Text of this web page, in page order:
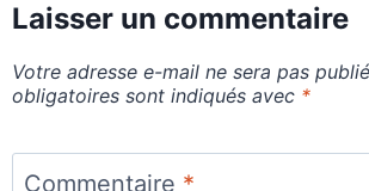
Laisser un commentaire
Votre adresse e-mail ne sera pas
obligatoires sont indiqués avec *
Commentaire *